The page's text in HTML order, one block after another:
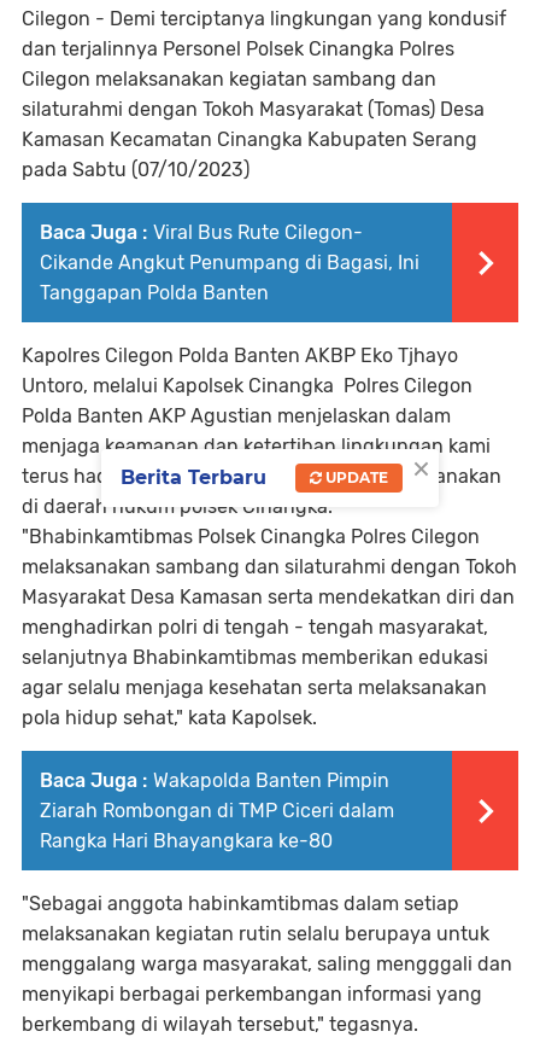
Cilegon - Demi terciptanya lingkungan yang kondusif
dan terjalinnya Personel Polsek Cinangka Polres
Cilegon melaksanakan kegiatan sambang dan
silaturahmi dengan Tokoh Masyarakat (Tomas) Desa
Kamasan Kecamatan Cinangka Kabupaten Serang
pada Sabtu (07/10/2023)
Baca Juga : Viral Bus Rute Cilegon-
Cikande Angkut Penumpang di Bagasi, Ini
Tanggapan Polda Banten
Kapolres Cilegon Polda Banten AKBP Eko Tjhayo
Untoro, melalui Kapolsek Cinangka Polres Cilegon
Polda Banten AKP Agustian menjelaskan dalam
menjaga keamanan dan ketertiban lingkungan kami
terus hadir dalam segala kegiatan yang dilaksanakan
di daerah hukum polsek Cinangka.
"Bhabinkamtibmas Polsek Cinangka Polres Cilegon
melaksanakan sambang dan silaturahmi dengan Tokoh
Masyarakat Desa Kamasan serta mendekatkan diri dan
menghadirkan polri di tengah - tengah masyarakat,
selanjutnya Bhabinkamtibmas memberikan edukasi
agar selalu menjaga kesehatan serta melaksanakan
pola hidup sehat," kata Kapolsek.
Baca Juga : Wakapolda Banten Pimpin
Ziarah Rombongan di TMP Ciceri dalam
Rangka Hari Bhayangkara ke-80
"Sebagai anggota habinkamtibmas dalam setiap
melaksanakan kegiatan rutin selalu berupaya untuk
menggalang warga masyarakat, saling mengggali dan
menyikapi berbagai perkembangan informasi yang
berkembang di wilayah tersebut," tegasnya.
×
Berita Terbaru UPDATE